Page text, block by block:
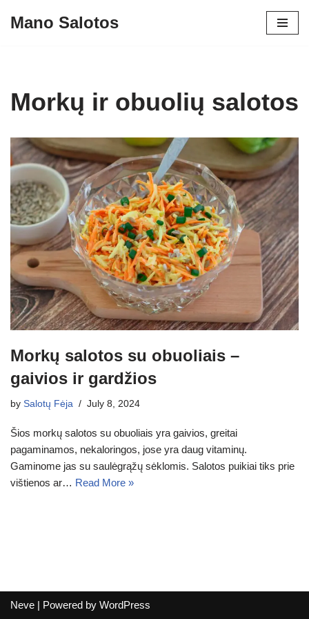
Mano Salotos
Morkų ir obuolių salotos
Morkų salotos su obuoliais –
gaivios ir gardžios
by Salotų Fėja July 8, 2024
Šios morkų salotos su obuoliais yra gaivios, greitai
pagaminamos, nekaloringos, jose yra daug vitaminų.
Gaminome jas su saulėgrąžų sėklomis. Salotos puikiai tiks prie
vištienos ar… Read More »
Neve | Powered by WordPress